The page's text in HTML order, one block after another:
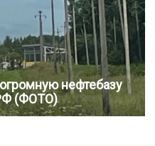
нефтебазу
(ФОТО)